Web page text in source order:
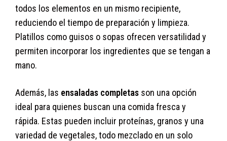
todos los elementos en un mismo recipiente,
reduciendo el tiempo de preparación y limpieza.
Platillos como guisos o sopas ofrecen versatilidad y
permiten incorporar los ingredientes que se tengan a
mano.
Además, las ensaladas completas son una opción
ideal para quienes buscan una comida fresca y
rápida. Estas pueden incluir proteínas, granos y una
variedad de vegetales, todo mezclado en un solo